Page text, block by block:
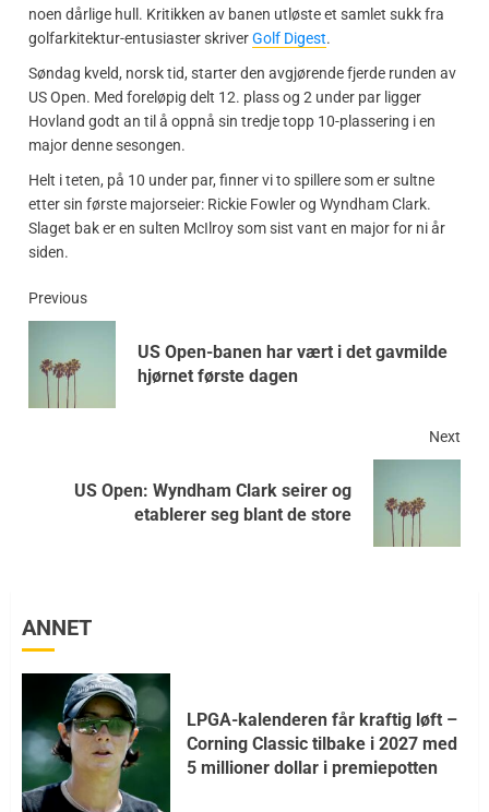
noen dårlige hull. Kritikken av banen utløste et samlet sukk fra
golfarkitektur-entusiaster skriverGolf Digest.
Søndag kveld, norsk tid, starter den avgjørende fjerde runden av
US Open. Med foreløpig delt 12. plass og 2 under par ligger
Hovland godt an til å oppnå sin tredje topp 10-plassering i en
major denne sesongen.
Helt i teten, på 10 under par, finner vi to spillere som er sultne
etter sin første majorseier: Rickie Fowler og Wyndham Clark.
Slaget bak er en sulten McIlroy som sist vant en major for ni år
siden.
Previous
US Open-banen har vært i det gavmilde
hjørnet første dagen
Next
US Open: Wyndham Clark seirer og
etablerer seg blant de store
ANNET
LPGA-kalenderen får kraftig løft –
Corning Classic tilbake i 2027 med
5 millioner dollar i premiepotten